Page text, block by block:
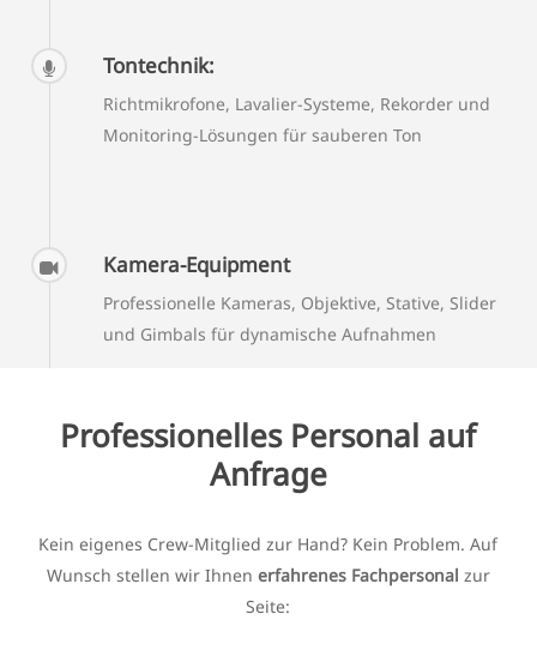
Tontechnik:
Richtmikrofone, Lavalier-Systeme, Rekorder und
Monitoring-Lösungen für sauberen Ton
Kamera-Equipment
Professionelle Kameras, Objektive, Stative, Slider
und Gimbals für dynamische Aufnahmen
Professionelles Personal auf
Anfrage
Kein eigenes Crew-Mitglied zur Hand? Kein Problem. Auf
Wunsch stellen wir Ihnen erfahrenes Fachpersonal zur
Seite: